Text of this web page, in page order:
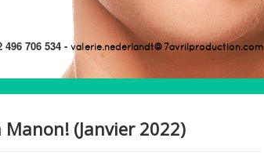
496 706 534 - valerie.nederlandt@7avrilproduction.com
(Janvier 2022)